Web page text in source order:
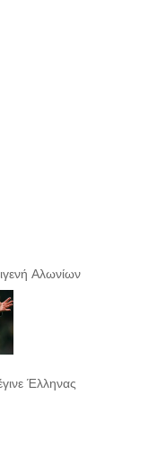
Αλωνίων
Έλληνας